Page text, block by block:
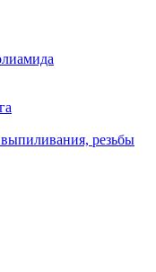
резьбы